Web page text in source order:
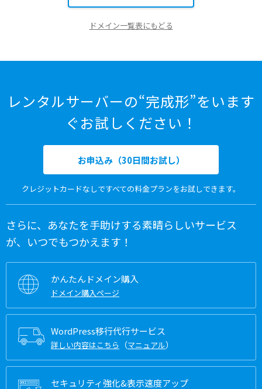
ドメイン一覧表にもどる
レンタルサーバーの“完成形”をいます
ぐお試しください！
お申込み（30日間お試し）
クレジットカードなしですべての料金プランをお試しできます。
さらに、あなたを手助けする素晴らしいサービス
が、いつでもつかえます！
かんたんドメイン購入
ドメイン購入ページ
WordPress移行代行サービス
詳しい内容はこちら （マニュアル）
セキュリティ強化&表示速度アップ